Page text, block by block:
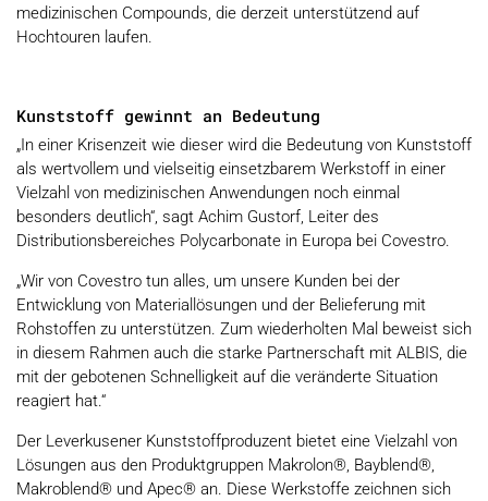
medizinischen Compounds, die derzeit unterstützend auf
Hochtouren laufen.
Kunststoff gewinnt an Bedeutung
„In einer Krisenzeit wie dieser wird die Bedeutung von Kunststoff
als wertvollem und vielseitig einsetzbarem Werkstoff in einer
Vielzahl von medizinischen Anwendungen noch einmal
besonders deutlich“, sagt Achim Gustorf, Leiter des
Distributionsbereiches Polycarbonate in Europa bei Covestro.
„Wir von Covestro tun alles, um unsere Kunden bei der
Entwicklung von Materiallösungen und der Belieferung mit
Rohstoffen zu unterstützen. Zum wiederholten Mal beweist sich
in diesem Rahmen auch die starke Partnerschaft mit ALBIS, die
mit der gebotenen Schnelligkeit auf die veränderte Situation
reagiert hat.“
Der Leverkusener Kunststoffproduzent bietet eine Vielzahl von
Lösungen aus den Produktgruppen Makrolon®, Bayblend®,
Makroblend® und Apec® an. Diese Werkstoffe zeichnen sich